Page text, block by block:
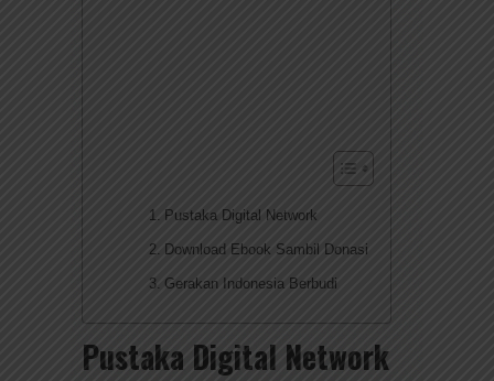
Pustaka Digital Network
Download Ebook Sambil Donasi
Gerakan Indonesia Berbudi
Pustaka Digital Network